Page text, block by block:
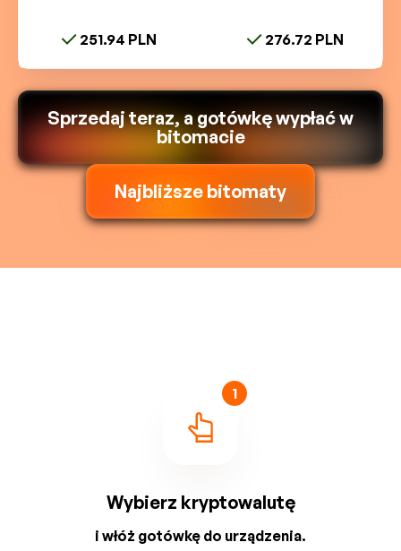
251.94 PLN 276.72 PLN
Sprzedaj teraz, a gotówkę wypłać w
bitomacie
Najbliższe bitomaty
1
Wybierz kryptowalutę
i włóż gotówkę do urządzenia.